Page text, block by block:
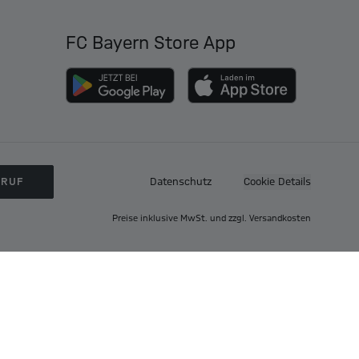
FC Bayern Store App
Datenschutz Cookie Details
Preise inklusive MwSt. und zzgl. Versandkosten